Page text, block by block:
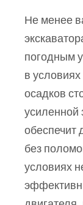
Не менее
погодным
в
осадков
усиленной
обеспечит
без
условиях